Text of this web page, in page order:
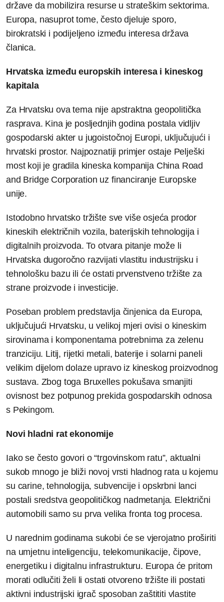
države da mobilizira resurse u strateškim sektorima.
Europa, nasuprot tome, često djeluje sporo,
birokratski i podijeljeno između interesa država
članica.
Hrvatska između europskih interesa i kineskog
kapitala
Za Hrvatsku ova tema nije apstraktna geopolitička
rasprava. Kina je posljednjih godina postala vidljiv
gospodarski akter u jugoistočnoj Europi, uključujući i
hrvatski prostor. Najpoznatiji primjer ostaje Pelješki
most koji je gradila kineska kompanija China Road
and Bridge Corporation uz financiranje Europske
unije.
Istodobno hrvatsko tržište sve više osjeća prodor
kineskih električnih vozila, baterijskih tehnologija i
digitalnih proizvoda. To otvara pitanje može li
Hrvatska dugoročno razvijati vlastitu industrijsku i
tehnološku bazu ili će ostati prvenstveno tržište za
strane proizvode i investicije.
Poseban problem predstavlja činjenica da Europa,
uključujući Hrvatsku, u velikoj mjeri ovisi o kineskim
sirovinama i komponentama potrebnima za zelenu
tranziciju. Litij, rijetki metali, baterije i solarni paneli
velikim dijelom dolaze upravo iz kineskog proizvodnog
sustava. Zbog toga Bruxelles pokušava smanjiti
ovisnost bez potpunog prekida gospodarskih odnosa
s Pekingom.
Novi hladni rat ekonomije
Iako se često govori o “trgovinskom ratu”, aktualni
sukob mnogo je bliži novoj vrsti hladnog rata u kojemu
su carine, tehnologija, subvencije i opskrbni lanci
postali sredstva geopolitičkog nadmetanja. Električni
automobili samo su prva velika fronta tog procesa.
U narednim godinama sukobi će se vjerojatno proširiti
na umjetnu inteligenciju, telekomunikacije, čipove,
energetiku i digitalnu infrastrukturu. Europa će pritom
morati odlučiti želi li ostati otvoreno tržište ili postati
aktivni industrijski igrač sposoban zaštititi vlastite